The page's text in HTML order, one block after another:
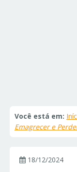
Você está em:
Emagrecer e
18/12/2024